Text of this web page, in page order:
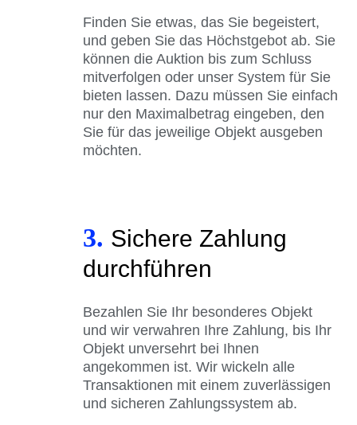
Finden Sie etwas, das Sie begeistert,
und geben Sie das Höchstgebot ab. Sie
können die Auktion bis zum Schluss
mitverfolgen oder unser System für Sie
bieten lassen. Dazu müssen Sie einfach
nur den Maximalbetrag eingeben, den
Sie für das jeweilige Objekt ausgeben
möchten.
3. Sichere Zahlung
durchführen
Bezahlen Sie Ihr besonderes Objekt
und wir verwahren Ihre Zahlung, bis Ihr
Objekt unversehrt bei Ihnen
angekommen ist. Wir wickeln alle
Transaktionen mit einem zuverlässigen
und sicheren Zahlungssystem ab.